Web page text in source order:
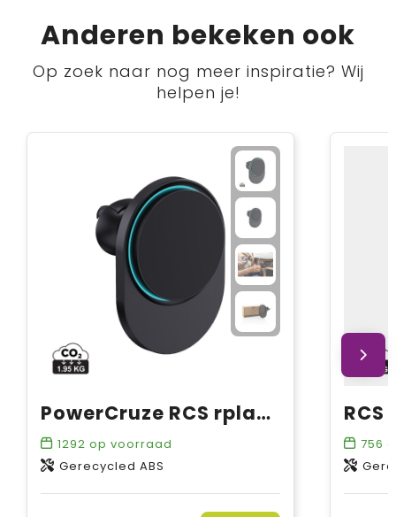
Anderen bekeken ook
Op zoek naar nog meer inspiratie? Wij
helpen je!
PowerCruze RCS rplastic magnetische autolader 15W
1292 op voorraad
Gerecycled ABS
756